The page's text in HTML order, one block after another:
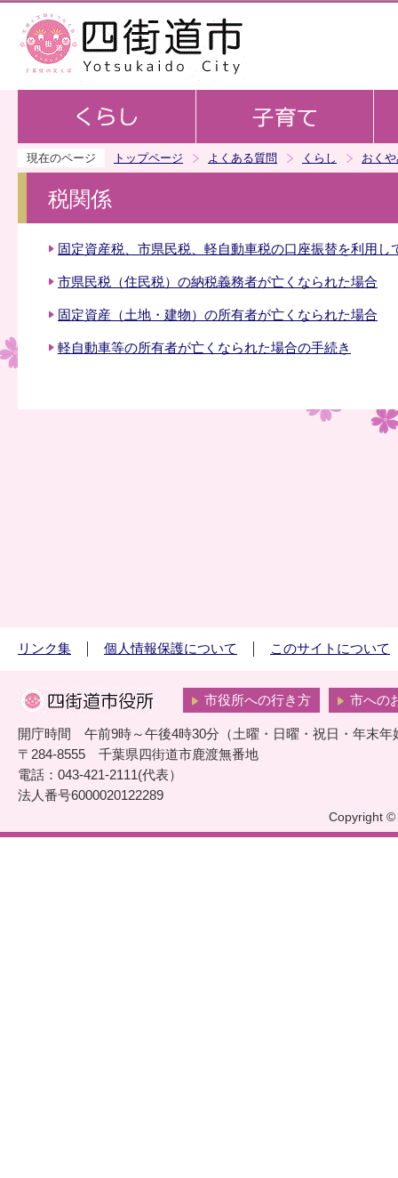
現在のページ トップページ よくある質問 くらし おく
税関係
固定資産税、市県民税、軽自動車税の口座振替を利用し
市県民税（住民税）の納税義務者が亡くなられた場合
固定資産（土地・建物）の所有者が亡くなられた場合
軽自動車等の所有者が亡くなられた場合の手続き
リンク集 個人情報保護について このサイトについて
市役所への行き方 市への
開庁時間 午前9時～午後4時30分（土曜・日曜・祝日・年末年
〒284-8555 千葉県四街道市鹿渡無番地
電話：043-421-2111(代表）
法人番号6000020122289
Copyright ©